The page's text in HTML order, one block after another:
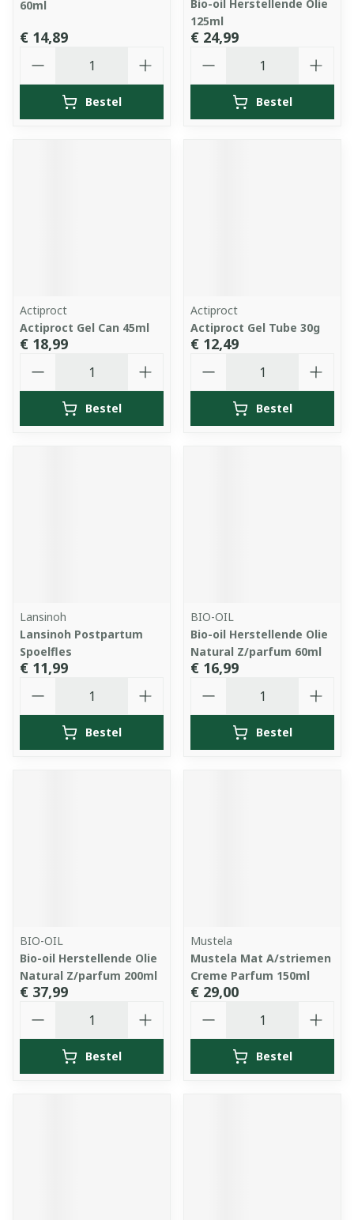
60ml
€ 14,89
Bestel
Bio-oil Herstellende Olie
125ml
€ 24,99
Bestel
Actiproct
Actiproct Gel Can 45ml
€ 18,99
Bestel
Actiproct
Actiproct Gel Tube 30g
€ 12,49
Bestel
Lansinoh
Lansinoh Postpartum
Spoelfles
€ 11,99
Bestel
BIO-OIL
Bio-oil Herstellende Olie
Natural Z/parfum 60ml
€ 16,99
Bestel
BIO-OIL
Bio-oil Herstellende Olie
Natural Z/parfum 200ml
€ 37,99
Bestel
Mustela
Mustela Mat A/striemen
Creme Parfum 150ml
€ 29,00
Bestel